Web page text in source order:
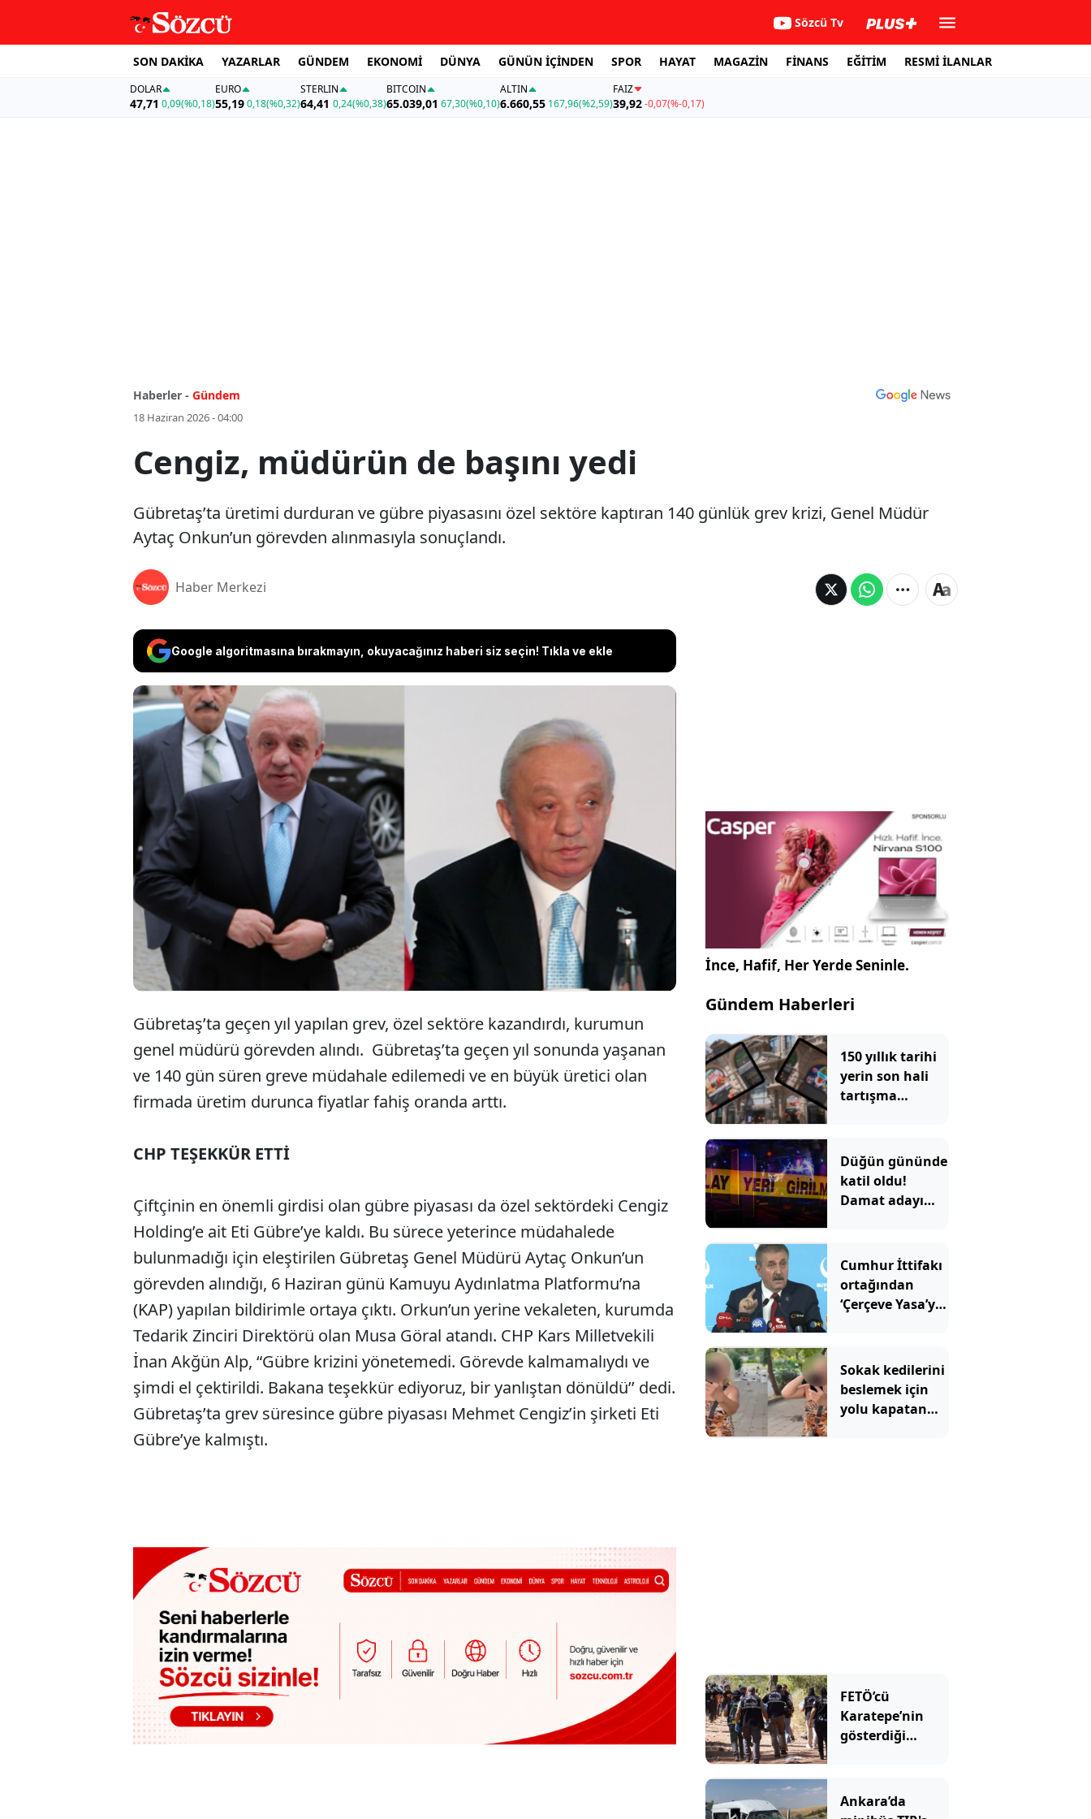
Sözcü Tv
SON DAKİKA YAZARLAR GÜNDEM EKONOMİ DÜNYA GÜNÜN İÇİNDEN SPOR HAYAT MAGAZİN FİNANS EĞİTİM RESMİ İLANLAR
DOLAR
47,71 0,09(%0,18)
EURO
55,19 0,18(%0,32)
STERLIN
64,41 0,24(%0,38)
BITCOIN
65.039,01 67,30(%0,10)
ALTIN
6.660,55 167,96(%2,59)
FAİZ
39,92-0,07(%-0,17)
Haberler - Gündem
18 Haziran 2026 - 04:00
Cengiz, müdürün de başını yedi
Gübretaş’ta üretimi durduran ve gübre piyasasını özel sektöre kaptıran 140 günlük grev krizi, Genel Müdür
Aytaç Onkun’un görevden alınmasıyla sonuçlandı.
Haber Merkezi
Google algoritmasına bırakmayın, okuyacağınız haberi siz seçin! Tıkla ve ekle
Gübretaş’ta üretimi durduran ve gübre piyasasını özel
sektöre kaptıran 140 günlük grev krizi, Genel Müdür
Aytaç Onkun’un görevden alınmasıyla sonuçlandı.
Gübretaş’ta geçen yıl yapılan grev, özel sektöre kazandırdı, kurumun
genel müdürü görevden alındı. Gübretaş’ta geçen yıl sonunda yaşanan
ve 140 gün süren greve müdahale edilemedi ve en büyük üretici olan
firmada üretim durunca fiyatlar fahiş oranda arttı.
CHP TEŞEKKÜR ETTİ
Çiftçinin en önemli girdisi olan gübre piyasası da özel sektördeki Cengiz
Holding’e ait Eti Gübre’ye kaldı. Bu sürece yeterince müdahalede
bulunmadığı için eleştirilen Gübretaş Genel Müdürü Aytaç Onkun’un
görevden alındığı, 6 Haziran günü Kamuyu Aydınlatma Platformu’na
(KAP) yapılan bildirimle ortaya çıktı. Orkun’un yerine vekaleten, kurumda
Tedarik Zinciri Direktörü olan Musa Göral atandı. CHP Kars Milletvekili
İnan Akğün Alp, “Gübre krizini yönetemedi. Görevde kalmamalıydı ve
şimdi el çektirildi. Bakana teşekkür ediyoruz, bir yanlıştan dönüldü’’ dedi.
Gübretaş’ta grev süresince gübre piyasası Mehmet Cengiz’in şirketi Eti
Gübre’ye kalmıştı.
İnce, Hafif, Her Yerde Seninle.
Gündem Haberleri
150 yıllık tarihi
yerin son hali
tartışma
Pasajı'ndaki
görüntü tepki
çekti
Düğün gününde
katil oldu!
Damat adayı
Cumhur İttifakı
ortağından
‘Çerçeve Yasa’ya
Sokak kedilerini
beslemek için
yolu kapatan
FETÖ’cü
Karatepe’nin
gösterdiği
açıklandı
Ankara’da